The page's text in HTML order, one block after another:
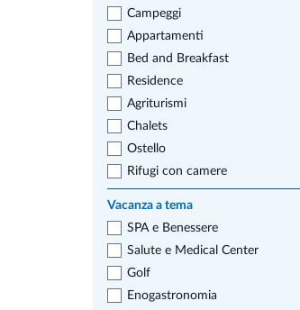
Campeggi
Appartamenti
Bed and Breakfast
Residence
Agriturismi
Chalets
Ostello
Rifugi con camere
Vacanza a tema
SPA e Benessere
Salute e Medical Center
Golf
Enogastronomia